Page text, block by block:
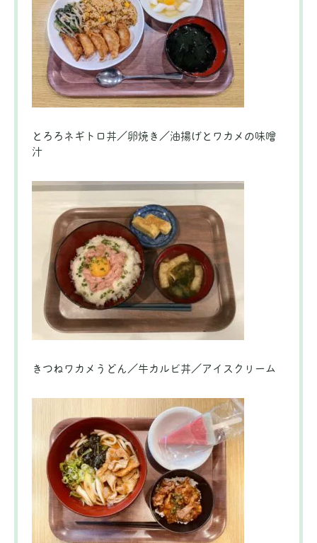
とろろネギトロ丼／卵焼き／油揚げとワカメの味噌
汁
きつねワカメうどん／牛カルビ丼／アイスクリーム